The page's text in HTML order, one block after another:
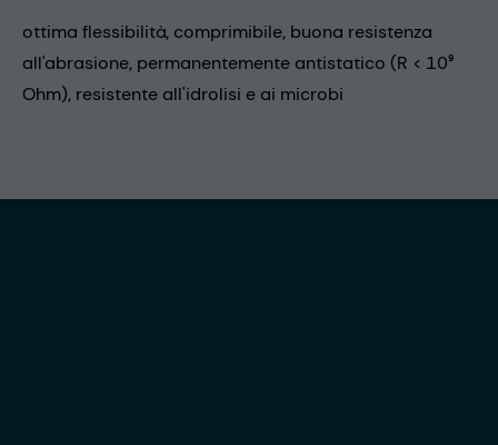
ottima flessibilità, comprimibile, buona resistenza
all'abrasione, permanentemente antistatico (R < 10⁹
Ohm), resistente all'idrolisi e ai microbi